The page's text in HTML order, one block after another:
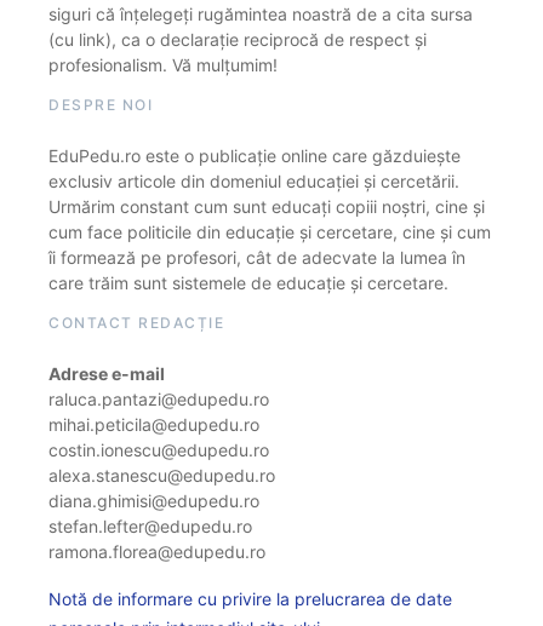
siguri că înțelegeți rugămintea noastră de a cita sursa
(cu link), ca o declarație reciprocă de respect și
profesionalism. Vă mulțumim!
DESPRE NOI
EduPedu.ro este o publicație online care găzduiește
exclusiv articole din domeniul educației și cercetării.
Urmărim constant cum sunt educați copiii noștri, cine și
cum face politicile din educație și cercetare, cine și cum
îi formează pe profesori, cât de adecvate la lumea în
care trăim sunt sistemele de educație și cercetare.
CONTACT REDACȚIE
Adrese e-mail
raluca.pantazi@edupedu.ro
mihai.peticila@edupedu.ro
costin.ionescu@edupedu.ro
alexa.stanescu@edupedu.ro
diana.ghimisi@edupedu.ro
stefan.lefter@edupedu.ro
ramona.florea@edupedu.ro
Notă de informare cu privire la prelucrarea de date